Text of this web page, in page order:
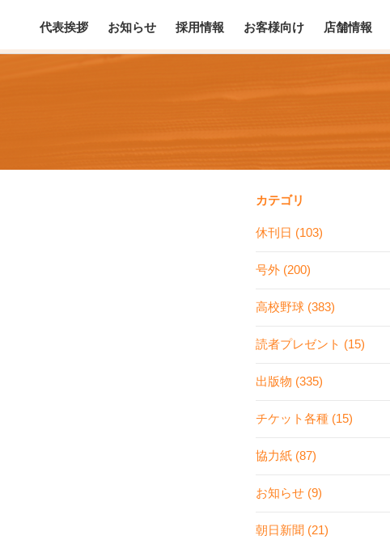
代表挨拶 お知らせ 採用情報 お客様向け 店舗情報
カテゴリ
休刊日 (103)
号外 (200)
高校野球 (383)
読者プレゼント (15)
出版物 (335)
チケット各種 (15)
協力紙 (87)
お知らせ (9)
朝日新聞 (21)